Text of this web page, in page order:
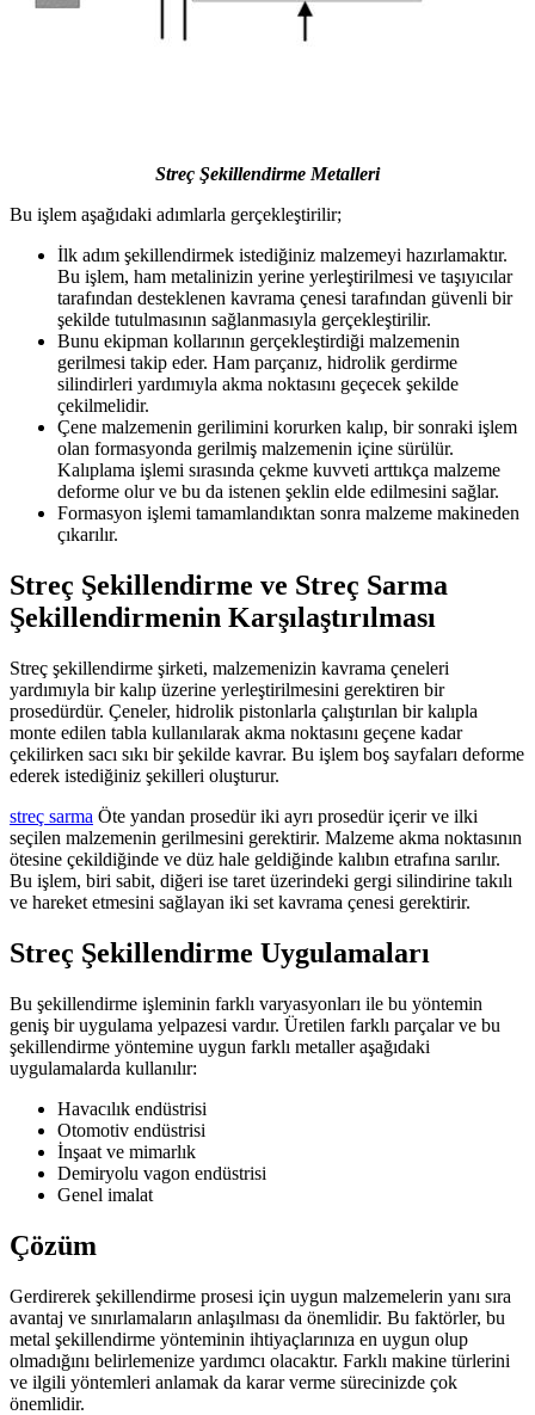
Streç Şekillendirme Metalleri
Bu işlem aşağıdaki adımlarla gerçekleştirilir;
İlk adım şekillendirmek istediğiniz malzemeyi hazırlamaktır.
Bu işlem, ham metalinizin yerine yerleştirilmesi ve taşıyıcılar
tarafından desteklenen kavrama çenesi tarafından güvenli bir
şekilde tutulmasının sağlanmasıyla gerçekleştirilir.
Bunu ekipman kollarının gerçekleştirdiği malzemenin
gerilmesi takip eder. Ham parçanız, hidrolik gerdirme
silindirleri yardımıyla akma noktasını geçecek şekilde
çekilmelidir.
Çene malzemenin gerilimini korurken kalıp, bir sonraki işlem
olan formasyonda gerilmiş malzemenin içine sürülür.
Kalıplama işlemi sırasında çekme kuvveti arttıkça malzeme
deforme olur ve bu da istenen şeklin elde edilmesini sağlar.
Formasyon işlemi tamamlandıktan sonra malzeme makineden
çıkarılır.
Streç Şekillendirme ve Streç Sarma
Şekillendirmenin Karşılaştırılması
Streç şekillendirme şirketi, malzemenizin kavrama çeneleri
yardımıyla bir kalıp üzerine yerleştirilmesini gerektiren bir
prosedürdür. Çeneler, hidrolik pistonlarla çalıştırılan bir kalıpla
monte edilen tabla kullanılarak akma noktasını geçene kadar
çekilirken sacı sıkı bir şekilde kavrar. Bu işlem boş sayfaları deforme
ederek istediğiniz şekilleri oluşturur.
streç sarma Öte yandan prosedür iki ayrı prosedür içerir ve ilki
seçilen malzemenin gerilmesini gerektirir. Malzeme akma noktasının
ötesine çekildiğinde ve düz hale geldiğinde kalıbın etrafına sarılır.
Bu işlem, biri sabit, diğeri ise taret üzerindeki gergi silindirine takılı
ve hareket etmesini sağlayan iki set kavrama çenesi gerektirir.
Streç Şekillendirme Uygulamaları
Bu şekillendirme işleminin farklı varyasyonları ile bu yöntemin
geniş bir uygulama yelpazesi vardır. Üretilen farklı parçalar ve bu
şekillendirme yöntemine uygun farklı metaller aşağıdaki
uygulamalarda kullanılır:
Havacılık endüstrisi
Otomotiv endüstrisi
İnşaat ve mimarlık
Demiryolu vagon endüstrisi
Genel imalat
Çözüm
Gerdirerek şekillendirme prosesi için uygun malzemelerin yanı sıra
avantaj ve sınırlamaların anlaşılması da önemlidir. Bu faktörler, bu
metal şekillendirme yönteminin ihtiyaçlarınıza en uygun olup
olmadığını belirlemenize yardımcı olacaktır. Farklı makine türlerini
ve ilgili yöntemleri anlamak da karar verme sürecinizde çok
önemlidir.